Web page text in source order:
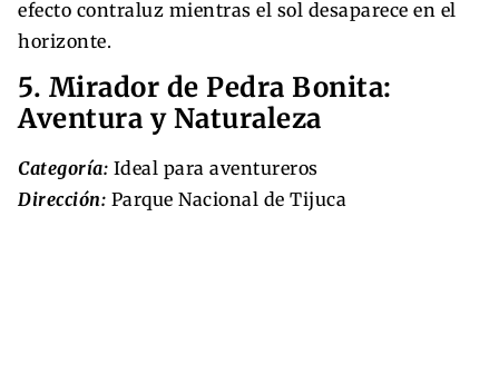
efecto contraluz mientras el sol desaparece en el
horizonte.
5. Mirador de Pedra Bonita:
Aventura y Naturaleza
Categoría: Ideal para aventureros
Dirección: Parque Nacional de Tijuca